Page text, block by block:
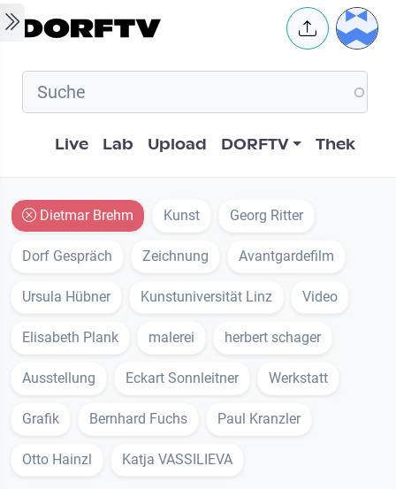
Skip to main content User
Hauptnavigation
Live Lab Upload DORFTV Thek
Dietmar Brehm Kunst Georg Ritter
Dorf Gespräch Zeichnung Avantgardefilm
Ursula Hübner Kunstuniversität Linz Video
Elisabeth Plank malerei herbert schager
Ausstellung Eckart Sonnleitner Werkstatt
Grafik Bernhard Fuchs Paul Kranzler
Otto Hainzl Katja VASSILIEVA